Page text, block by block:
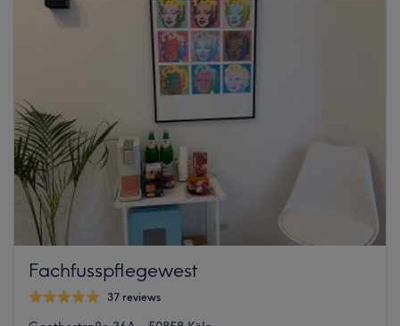
Fachfusspflegewest
37 reviews